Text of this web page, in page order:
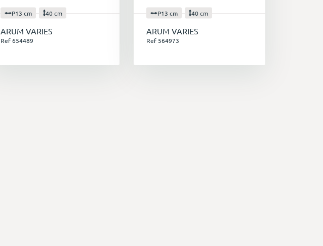
P13 cm 40 cm
ARUM VARIES
Ref 654489
P13 cm 40 cm
ARUM VARIES
Ref 564973